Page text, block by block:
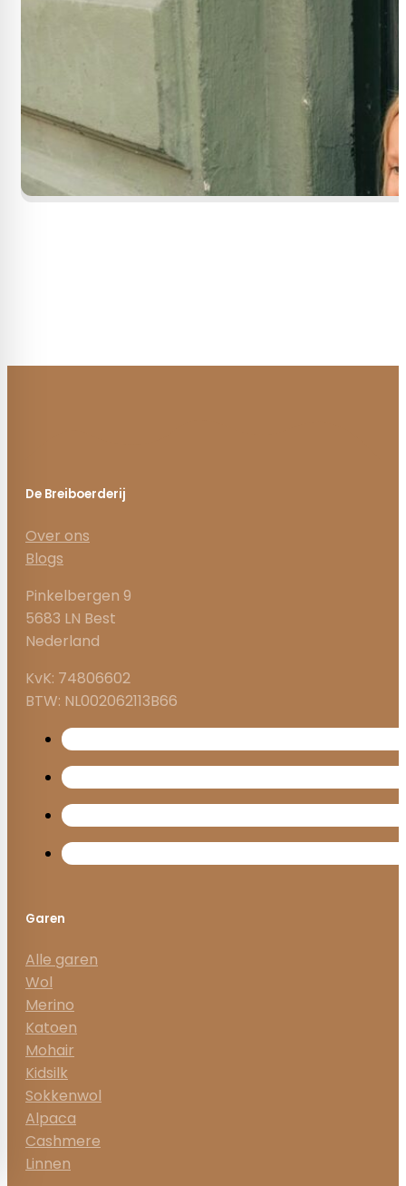
De Breiboerderij
Over ons
Blogs
Pinkelbergen 9
5683 LN Best
Nederland
KvK: 74806602
BTW: NL002062113B66
Garen
Alle garen
Wol
Merino
Katoen
Mohair
Kidsilk
Sokkenwol
Alpaca
Cashmere
Linnen